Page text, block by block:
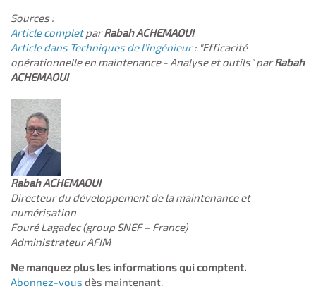
Sources :
Article completparRabah ACHEMAOUI
Article dans Techniques de l’ingénieur: "Efficacité
opérationnelle en maintenance - Analyse et outils" parRabah
ACHEMAOUI
Rabah ACHEMAOUI
Directeur du développement de la maintenance et
numérisation
Fouré Lagadec (group SNEF – France)
Administrateur AFIM
Ne manquez plus les informations qui comptent.
Abonnez-vous dès maintenant.